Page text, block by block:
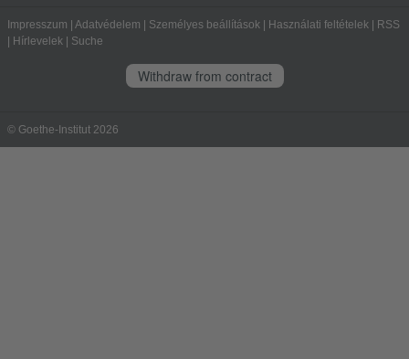
Impresszum Adatvédelem Személyes beállítások Használati feltételek
RSS
Hírlevelek Suche
Withdraw from contract
© Goethe-Institut 2026